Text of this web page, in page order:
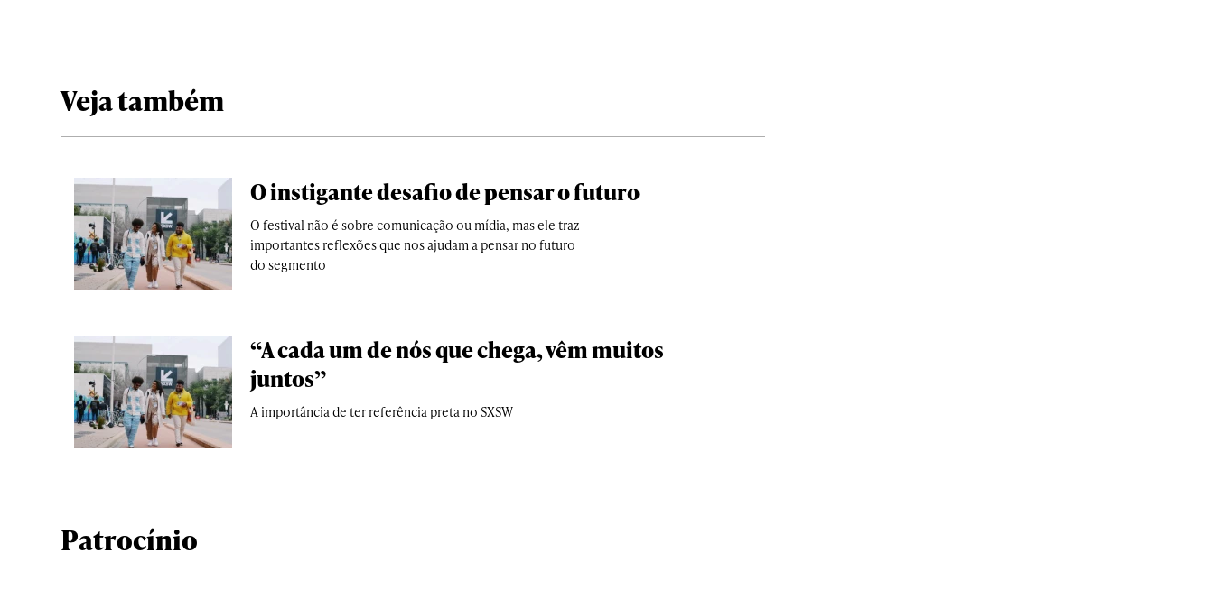
Veja também
O instigante desafio de pensar o futuro
O festival não é sobre comunicação ou mídia, mas ele traz
importantes reflexões que nos ajudam a pensar no futuro
do segmento
“A cada um de nós que chega, vêm muitos
juntos”
A importância de ter referência preta no SXSW
Patrocínio